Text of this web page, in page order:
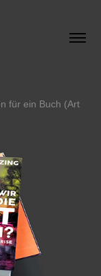
für ein Buch (Art